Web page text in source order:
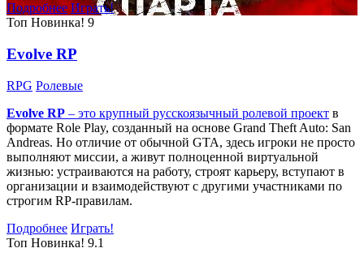
Подробнее Играть!
Топ Новинка! 9
Evolve RP
RPG Ролевые
Evolve RP – это крупный русскоязычный ролевой проект в
формате Role Play, созданный на основе Grand Theft Auto: San
Andreas. Но отличие от обычной GTA, здесь игроки не просто
выполняют миссии, а живут полноценной виртуальной
жизнью: устраиваются на работу, строят карьеру, вступают в
организации и взаимодействуют с другими участниками по
строгим RP-правилам.
Подробнее Играть!
Топ Новинка! 9.1